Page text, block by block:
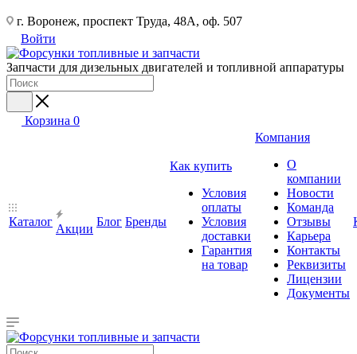
г. Воронеж, проспект Труда, 48А, оф. 507
Войти
Запчасти для дизельных двигателей и топливной аппаратуры
Корзина 0
Каталог
Акции
Блог Бренды
Как купить
Условия
оплаты
Условия
доставки
Гарантия
на товар
Компания
О
компании
Новости
Команда
Отзывы
Карьера
Контакты
Реквизиты
Лицензии
Документы